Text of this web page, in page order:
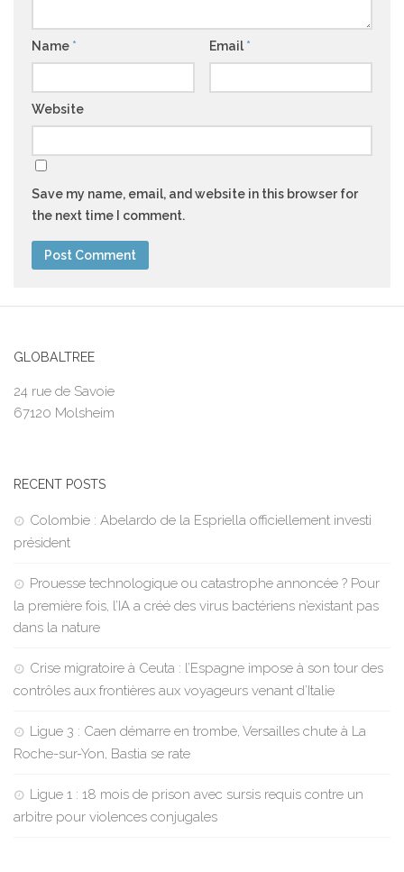
Name * Email *
Website
Save my name, email, and website in this browser for
the next time I comment.
GLOBALTREE
24 rue de Savoie
67120 Molsheim
RECENT POSTS
Colombie : Abelardo de la Espriella officiellement investi
président
Prouesse technologique ou catastrophe annoncée ? Pour
la première fois, l’IA a créé des virus bactériens n’existant pas
dans la nature
Crise migratoire à Ceuta : l’Espagne impose à son tour des
contrôles aux frontières aux voyageurs venant d’Italie
Ligue 3 : Caen démarre en trombe, Versailles chute à La
Roche-sur-Yon, Bastia se rate
Ligue 1 : 18 mois de prison avec sursis requis contre un
arbitre pour violences conjugales